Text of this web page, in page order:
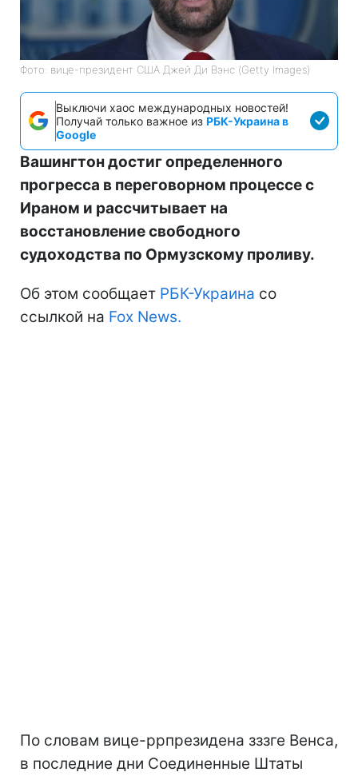
Фото: вице-президент США Джей Ди Вэнс (Getty Images)
Выключи хаос международных новостей!
Получай только важное из РБК-Украина в
Google
Вашингтон достиг определенного
прогресса в переговорном процессе с
Ираном и рассчитывает на
восстановление свободного
судоходства по Ормузскому проливу.
Об этом сообщает РБК-Украина со
ссылкой на Fox News.
По словам вице-ррпрезидена зззге Венса,
в последние дни Соединенные Штаты